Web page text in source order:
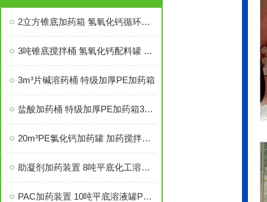
2立方锥底加药箱 氢氧化钙循环罐 PE平底锥底可定制
3吨锥底搅拌桶 氢氧化钙配料罐 PE加药箱耐酸碱
3m³片碱溶药桶 特级加厚PE加药箱
盐酸加药桶 特级加厚PE加药箱3000L
20m³PE氯化钙加药罐 加药搅拌桶 现货充足
助凝剂加药装置 8吨平底化工溶液罐PE桶 5.5kw搅拌机
PAC加药装置 10吨平底溶液罐PE桶 5.5kw搅拌机